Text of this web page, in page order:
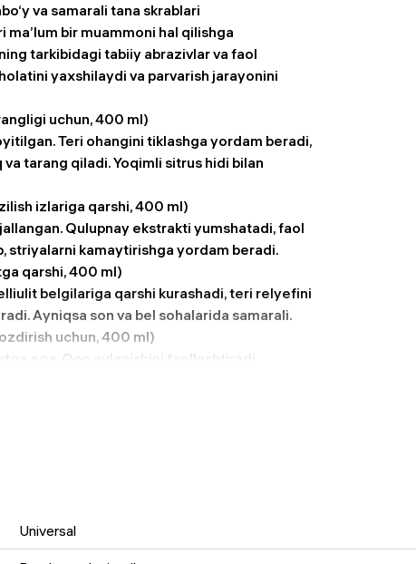
va samarali tana skrablari
bir muammoni hal qilishga
tarkibidagi tabiiy abrazivlar va faol
yaxshilaydi va parvarish jarayonini
uchun, 400 ml)
Teri ohangini tiklashga yordam beradi,
tarang qiladi. Yoqimli sitrus hidi bilan
izlariga qarshi, 400 ml)
Qulupnay ekstrakti yumshatadi, faol
striyalarni kamaytirishga yordam beradi.
qarshi, 400 ml)
belgilariga qarshi kurashadi, teri relyefini
Ayniqsa son va bel sohalarida samarali.
uchun, 400 ml)
ega. Qon aylanishini faollashtiradi,
Massaj uchun juda mos, terini
orqali teri yangilanishiga yordam beradi.
400 ml)
va sonlarga parvarish qilishda foydali.
Universal